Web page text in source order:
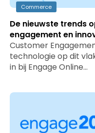
Commerce
De nieuwste trends
engagement en
Customer
technologie op dit
in bij Engage Online…